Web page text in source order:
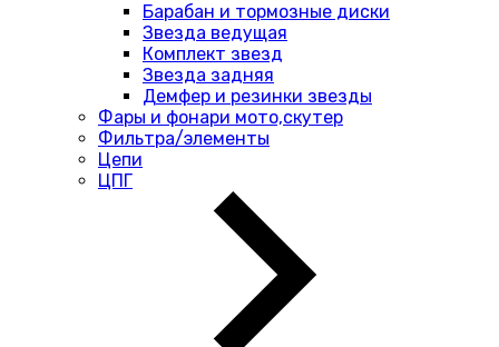
Барабан и тормозные диски
Звезда ведущая
Комплект звезд
Звезда задняя
Демфер и резинки звезды
Фары и фонари мото,скутер
Фильтра/элементы
Цепи
ЦПГ